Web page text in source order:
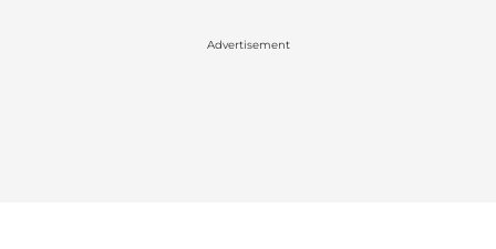
Advertisement